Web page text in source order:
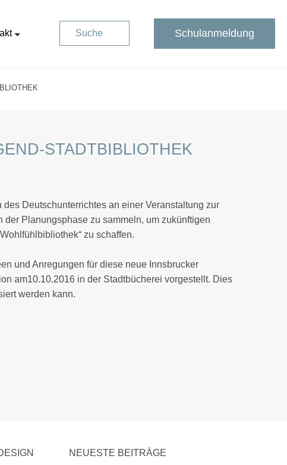
Suche Schulanmeldung
STADTBIBLIOTHEK
Deutschunterrichtes an einer Veranstaltung zur
Planungsphase zu sammeln, um zukünftigen
zu schaffen.
und Anregungen für diese neue Innsbrucker
am10.10.2016 in der Stadtbücherei vorgestellt. Dies
werden kann.
NEUESTE BEITRÄGE